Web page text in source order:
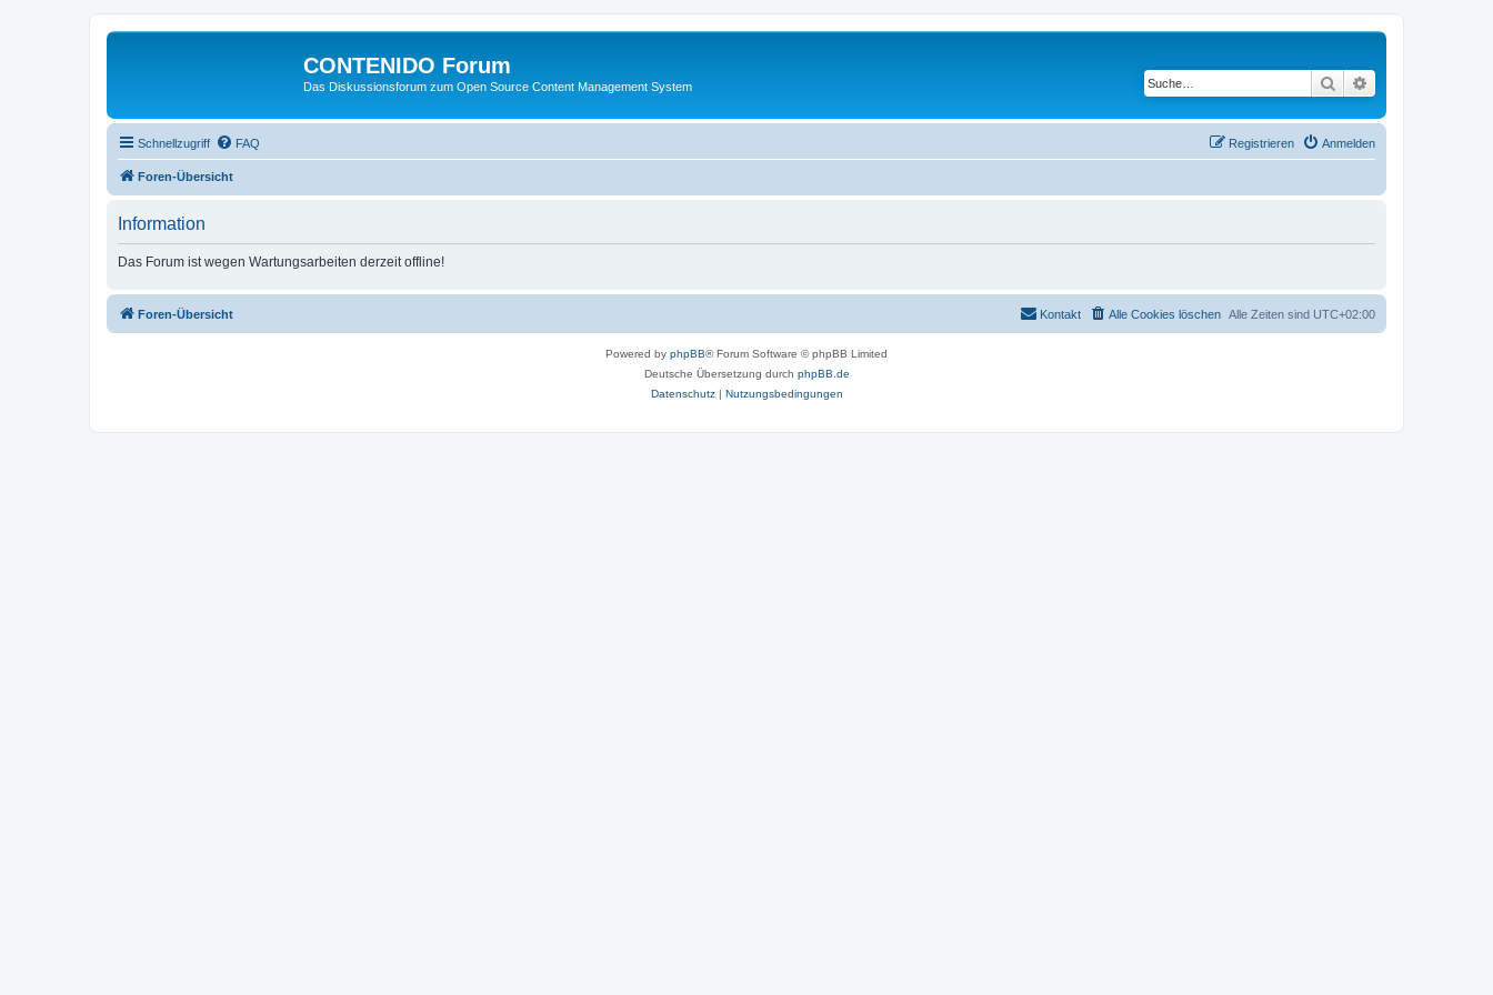
CONTENIDO Forum
Das Diskussionsforum zum Open Source Content Management System Suche
Schnellzugriff FAQ Anmelden
Registrieren
Foren-Übersicht
Information
Das Forum ist wegen Wartungsarbeiten derzeit offline!
Foren-Übersicht Alle Zeiten sind UTC+02:00
Alle Cookies löschen
Kontakt
Powered by phpBB® Forum Software © phpBB Limited
Deutsche Übersetzung durch phpBB.de
Datenschutz| Nutzungsbedingungen